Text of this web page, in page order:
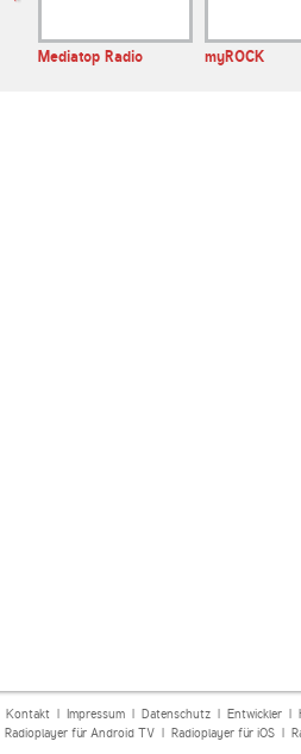
Mediatop Radio myROCK
Kontakt| Impressum| Datenschutz| Entwickler|
Radioplayer für Android TV| Radioplayer für iOS|